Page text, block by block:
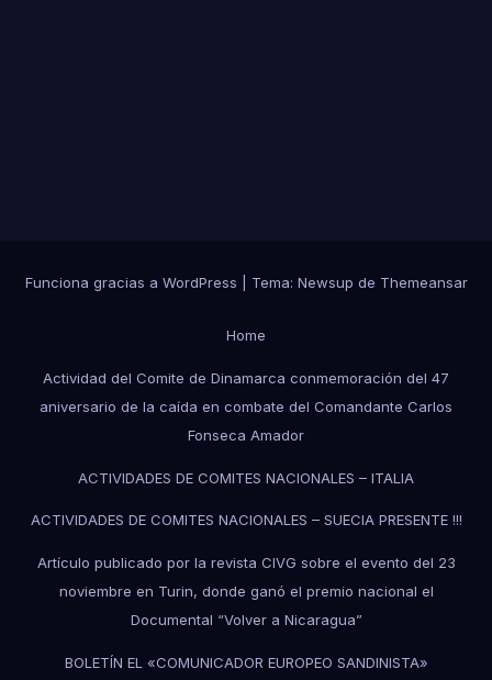
Funciona gracias a WordPress Tema: Newsup de Themeansar
Home
Actividad del Comite de Dinamarca conmemoración del 47
aniversario de la caída en combate del Comandante Carlos
Fonseca Amador
ACTIVIDADES DE COMITES NACIONALES – ITALIA
ACTIVIDADES DE COMITES NACIONALES – SUECIA PRESENTE !!!
Artículo publicado por la revista CIVG sobre el evento del 23
noviembre en Turin, donde ganó el premio nacional el
Documental “Volver a Nicaragua”
BOLETÍN EL «COMUNICADOR EUROPEO SANDINISTA»